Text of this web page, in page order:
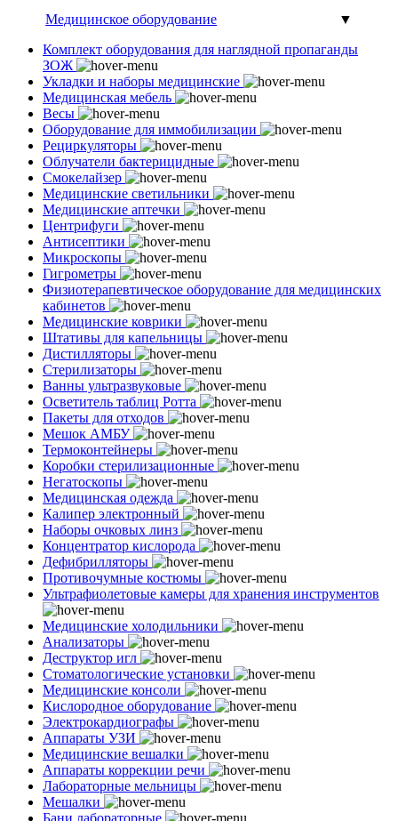
Медицинское оборудование
▼
Комплект оборудования для наглядной пропаганды
ЗОЖ
Укладки и наборы медицинские
Медицинская мебель
Весы
Оборудование для иммобилизации
Рециркуляторы
Облучатели бактерицидные
Смокелайзер
Медицинские светильники
Медицинские аптечки
Центрифуги
Антисептики
Микроскопы
Гигрометры
Физиотерапевтическое оборудование для медицинских
кабинетов
Медицинские коврики
Штативы для капельницы
Дистилляторы
Стерилизаторы
Ванны ультразвуковые
Осветитель таблиц Ротта
Пакеты для отходов
Мешок АМБУ
Термоконтейнеры
Коробки стерилизационные
Негатоскопы
Медицинская одежда
Калипер электронный
Наборы очковых линз
Концентратор кислорода
Дефибрилляторы
Противочумные костюмы
Ультрафиолетовые камеры для хранения инструментов
Медицинские холодильники
Анализаторы
Деструктор игл
Стоматологические установки
Медицинские консоли
Кислородное оборудование
Электрокардиографы
Аппараты УЗИ
Медицинские вешалки
Аппараты коррекции речи
Лабораторные мельницы
Мешалки
Бани лабораторные